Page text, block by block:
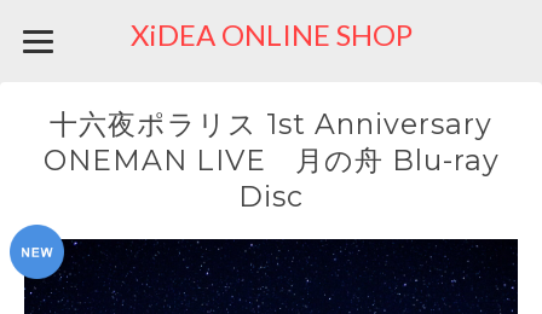
XiDEA ONLINE SHOP
十六夜ポラリス 1st Anniversary
ONEMAN LIVE 月の舟 Blu-ray
Disc